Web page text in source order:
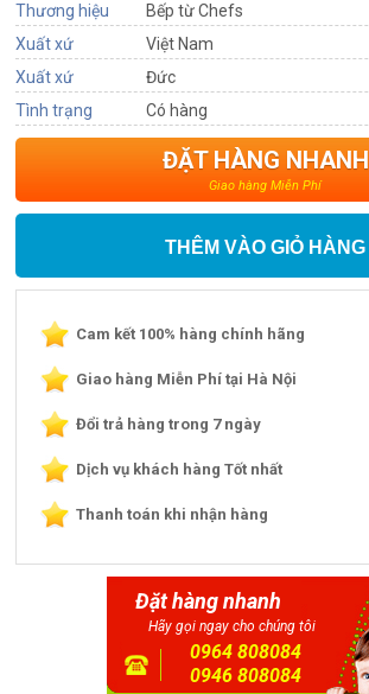
Thương hiệu
Bếp từ Chefs
Xuất xứ
Việt Nam
Xuất xứ
Đức
Tình trạng
Có hàng
ĐẶT HÀNG NHANH
Giao hàng Miễn Phí
THÊM VÀO GIỎ HÀNG
Cam kết 100% hàng chính hãng
Giao hàng Miễn Phí tại Hà Nội
Đổi trả hàng trong 7 ngày
Dịch vụ khách hàng Tốt nhất
Thanh toán khi nhận hàng
Đặt hàng nhanh
Hãy gọi ngay cho chúng tôi
0964 808084
0946 808084